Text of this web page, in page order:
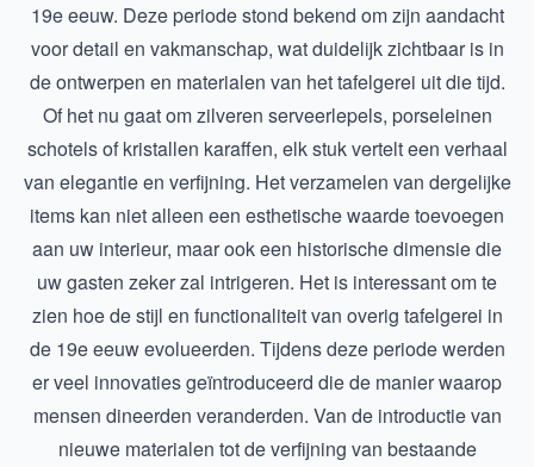
19e eeuw. Deze periode stond bekend om zijn aandacht
voor detail en vakmanschap, wat duidelijk zichtbaar is in
de ontwerpen en materialen van het tafelgerei uit die tijd.
Of het nu gaat om zilveren serveerlepels, porseleinen
schotels of kristallen karaffen, elk stuk vertelt een verhaal
van elegantie en verfijning. Het verzamelen van dergelijke
items kan niet alleen een esthetische waarde toevoegen
aan uw interieur, maar ook een historische dimensie die
uw gasten zeker zal intrigeren. Het is interessant om te
zien hoe de stijl en functionaliteit van overig tafelgerei in
de 19e eeuw evolueerden. Tijdens deze periode werden
er veel innovaties geïntroduceerd die de manier waarop
mensen dineerden veranderden. Van de introductie van
nieuwe materialen tot de verfijning van bestaande